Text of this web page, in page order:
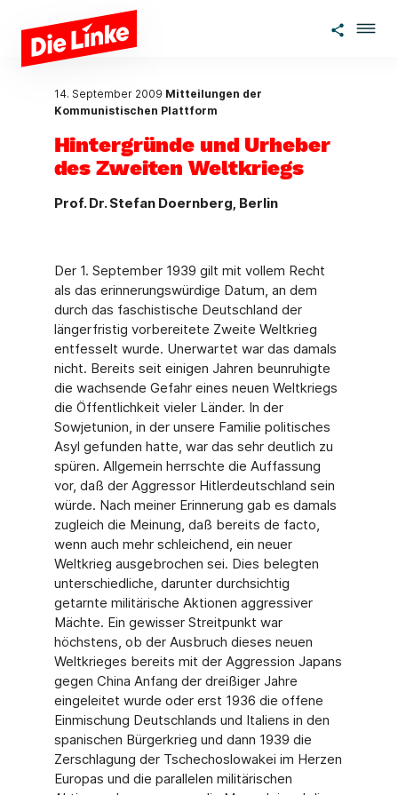
Zum Hauptinhalt springen
14. September 2009 Mitteilungen der
Kommunistischen Plattform
Hintergründe und Urheber
des Zweiten Weltkriegs
Prof. Dr. Stefan Doernberg, Berlin
Der 1. September 1939 gilt mit vollem Recht
als das erinnerungswürdige Datum, an dem
durch das faschistische Deutschland der
längerfristig vorbereitete Zweite Weltkrieg
entfesselt wurde. Unerwartet war das damals
nicht. Bereits seit einigen Jahren beunruhigte
die wachsende Gefahr eines neuen Weltkriegs
die Öffentlichkeit vieler Länder. In der
Sowjetunion, in der unsere Familie politisches
Asyl gefunden hatte, war das sehr deutlich zu
spüren. Allgemein herrschte die Auffassung
vor, daß der Aggressor Hitlerdeutschland sein
würde. Nach meiner Erinnerung gab es damals
zugleich die Meinung, daß bereits de facto,
wenn auch mehr schleichend, ein neuer
Weltkrieg ausgebrochen sei. Dies belegten
unterschiedliche, darunter durchsichtig
getarnte militärische Aktionen aggressiver
Mächte. Ein gewisser Streitpunkt war
höchstens, ob der Ausbruch dieses neuen
Weltkrieges bereits mit der Aggression Japans
gegen China Anfang der dreißiger Jahre
eingeleitet wurde oder erst 1936 die offene
Einmischung Deutschlands und Italiens in den
spanischen Bürgerkrieg und dann 1939 die
Zerschlagung der Tschechoslowakei im Herzen
Europas und die parallelen militärischen